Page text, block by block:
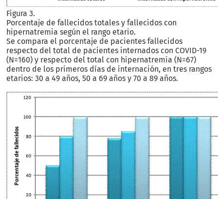
Figura 3.
Porcentaje de fallecidos totales y fallecidos con
hipernatremia según el rango etario.
Se compara el porcentaje de pacientes fallecidos
respecto del total de pacientes internados con COVID-19
(N=160) y respecto del total con hipernatremia (N=67)
dentro de los primeros días de internación, en tres rangos
etarios: 30 a 49 años, 50 a 69 años y 70 a 89 años.